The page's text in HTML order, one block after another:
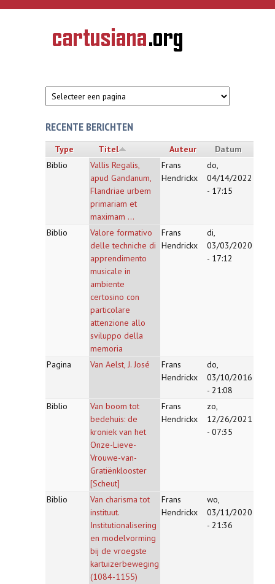
Overslaan en naar de inhoud gaan
CARTUSIANA
Geschiedenis
van de
RECENTE BERICHTEN
Type Titel Auteur
Datum
Biblio
Vallis Regalis,
apud Gandanum,
Flandriae urbem
primariam et
maximam ...
Frans
Hendrickx
do,
04/14/2022
- 17:15
Biblio
Valore formativo
delle techniche di
apprendimento
musicale in
ambiente
certosino con
particolare
attenzione allo
sviluppo della
memoria
Frans
Hendrickx
di,
03/03/2020
- 17:12
Pagina Van Aelst, J. José
Frans
Hendrickx
do,
03/10/2016
- 21:08
Biblio
Van boom tot
bedehuis: de
kroniek van het
Onze-Lieve-
Vrouwe-van-
Gratiënklooster
[Scheut]
Frans
Hendrickx
zo,
12/26/2021
- 07:35
Biblio
Van charisma tot
instituut.
Institutionalisering
en modelvorming
bij de vroegste
kartuizerbeweging
(1084-1155)
Frans
Hendrickx
wo,
03/11/2020
- 21:36